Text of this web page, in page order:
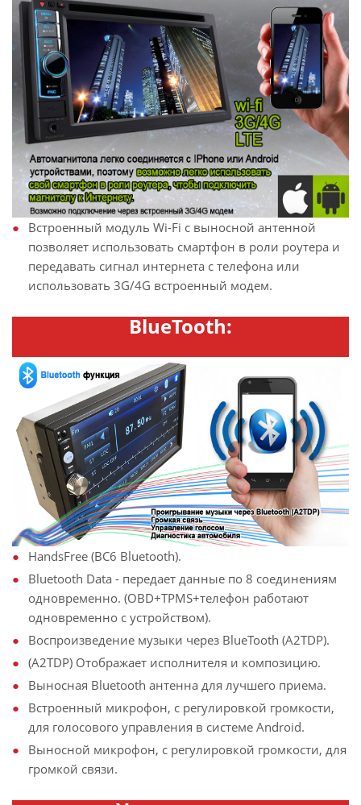
Встроенный модуль Wi-Fi с выносной антенной
позволяет использовать смартфон в роли роутера и
передавать сигнал интернета с телефона или
использовать 3G/4G встроенный модем.
BlueTooth:
HandsFree (BC6 Bluetooth).
Bluetooth Data - передает данные по 8 соединениям
одновременно. (OBD+TPMS+телефон работают
одновременно с устройством).
Воспроизведение музыки через BlueTooth (A2TDP).
(A2TDP) Отображает исполнителя и композицию.
Выносная Bluetooth антенна для лучшего приема.
Встроенный микрофон, с регулировкой громкости,
для голосового управления в системе Android.
Выносной микрофон, с регулировкой громкости, для
громкой связи.